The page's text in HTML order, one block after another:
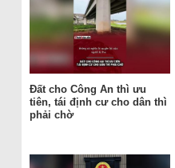
Đất cho Công An thì ưu
tiên, tái định cư cho dân thì
phải chờ